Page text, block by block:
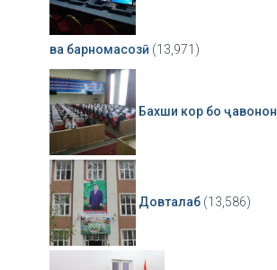
ва барномасозӣ (13,971)
Бахши кор бо ҷавонон
Довталаб (13,586)